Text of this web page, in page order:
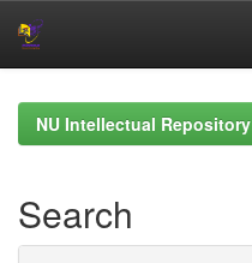
navigationNU Intellectual Repository
Search